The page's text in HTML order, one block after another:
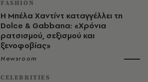
FASHION
H Μπέλα Χαντίντ καταγγέλλει τη
Dolce & Gabbana: «Χρόνια
ρατσισμού, σεξισμού και
ξενοφοβίας»
Newsroom
CELEBRITIES